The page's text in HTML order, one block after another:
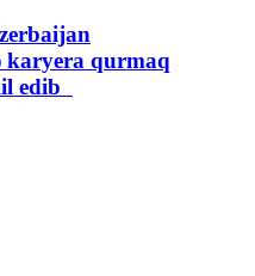
karyera qurmaq
edib